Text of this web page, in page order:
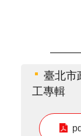
臺北市
工專輯